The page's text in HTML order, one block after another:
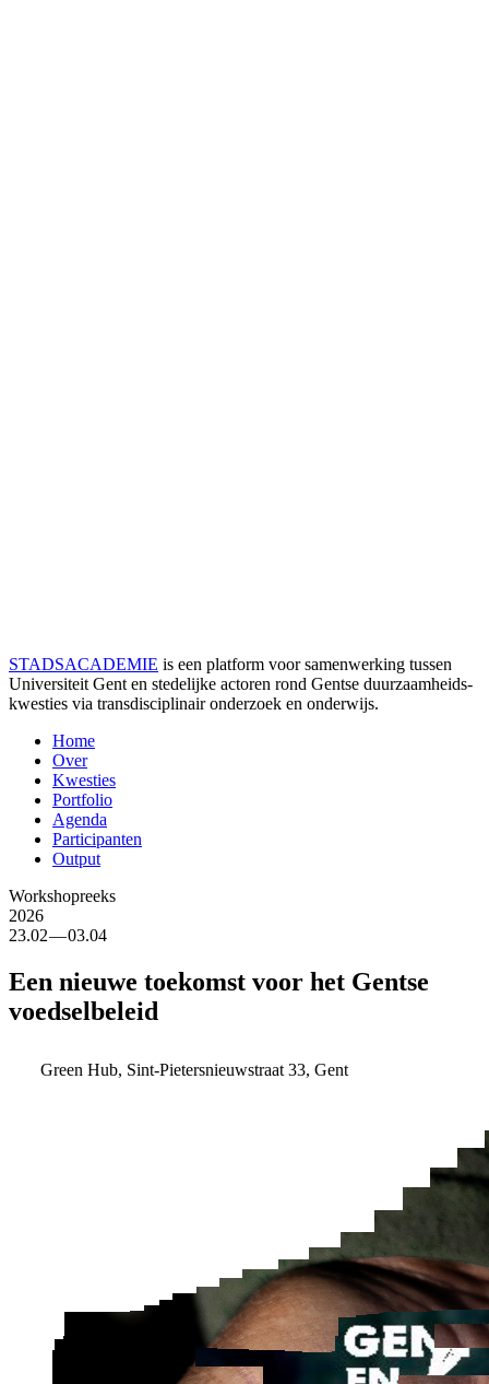
STADSACADEMIE is een platform voor samenwerking tussen
Universiteit Gent en stedelijke actoren rond Gentse duurzaamheids­
kwesties via transdisciplinair onderzoek en onderwijs.
Home
Over
Kwesties
Portfolio
Agenda
Participanten
Output
Workshopreeks
2026
23.02 — ⁠03.04
Een nieuwe toekomst voor het Gentse
voedselbeleid
Green Hub, Sint-Pietersnieuwstraat 33, Gent